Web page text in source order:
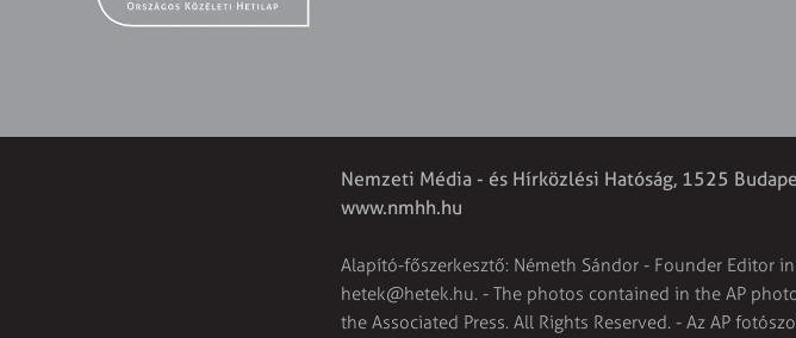
Nemzeti Média - és Hírközlési Hatóság, 1525
www.nmhh.hu
Alapító-főszerkesztő: Németh Sándor - Founder Editor
hetek@hetek.hu. - The photos contained in the AP
the Associated Press. All Rights Reserved. - Az AP